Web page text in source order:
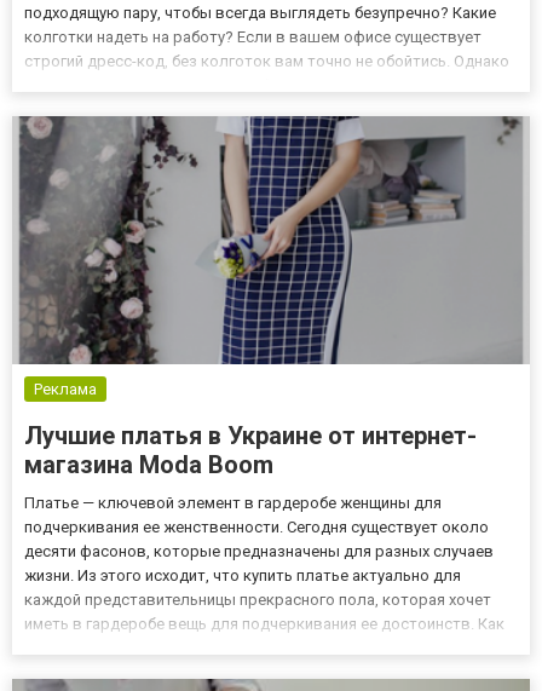
подходящую пару, чтобы всегда выглядеть безупречно? Какие
колготки надеть на работу? Если в вашем офисе существует
строгий дресс-код, без колготок вам точно не обойтись. Однако
невид...
Реклама
Лучшие платья в Украине от интернет-
магазина Moda Boom
Платье — ключевой элемент в гардеробе женщины для
подчеркивания ее женственности. Сегодня существует около
десяти фасонов, которые предназначены для разных случаев
жизни. Из этого исходит, что купить платье актуально для
каждой представительницы прекрасного пола, которая хочет
иметь в гардеробе вещь для подчеркивания ее достоинств. Как